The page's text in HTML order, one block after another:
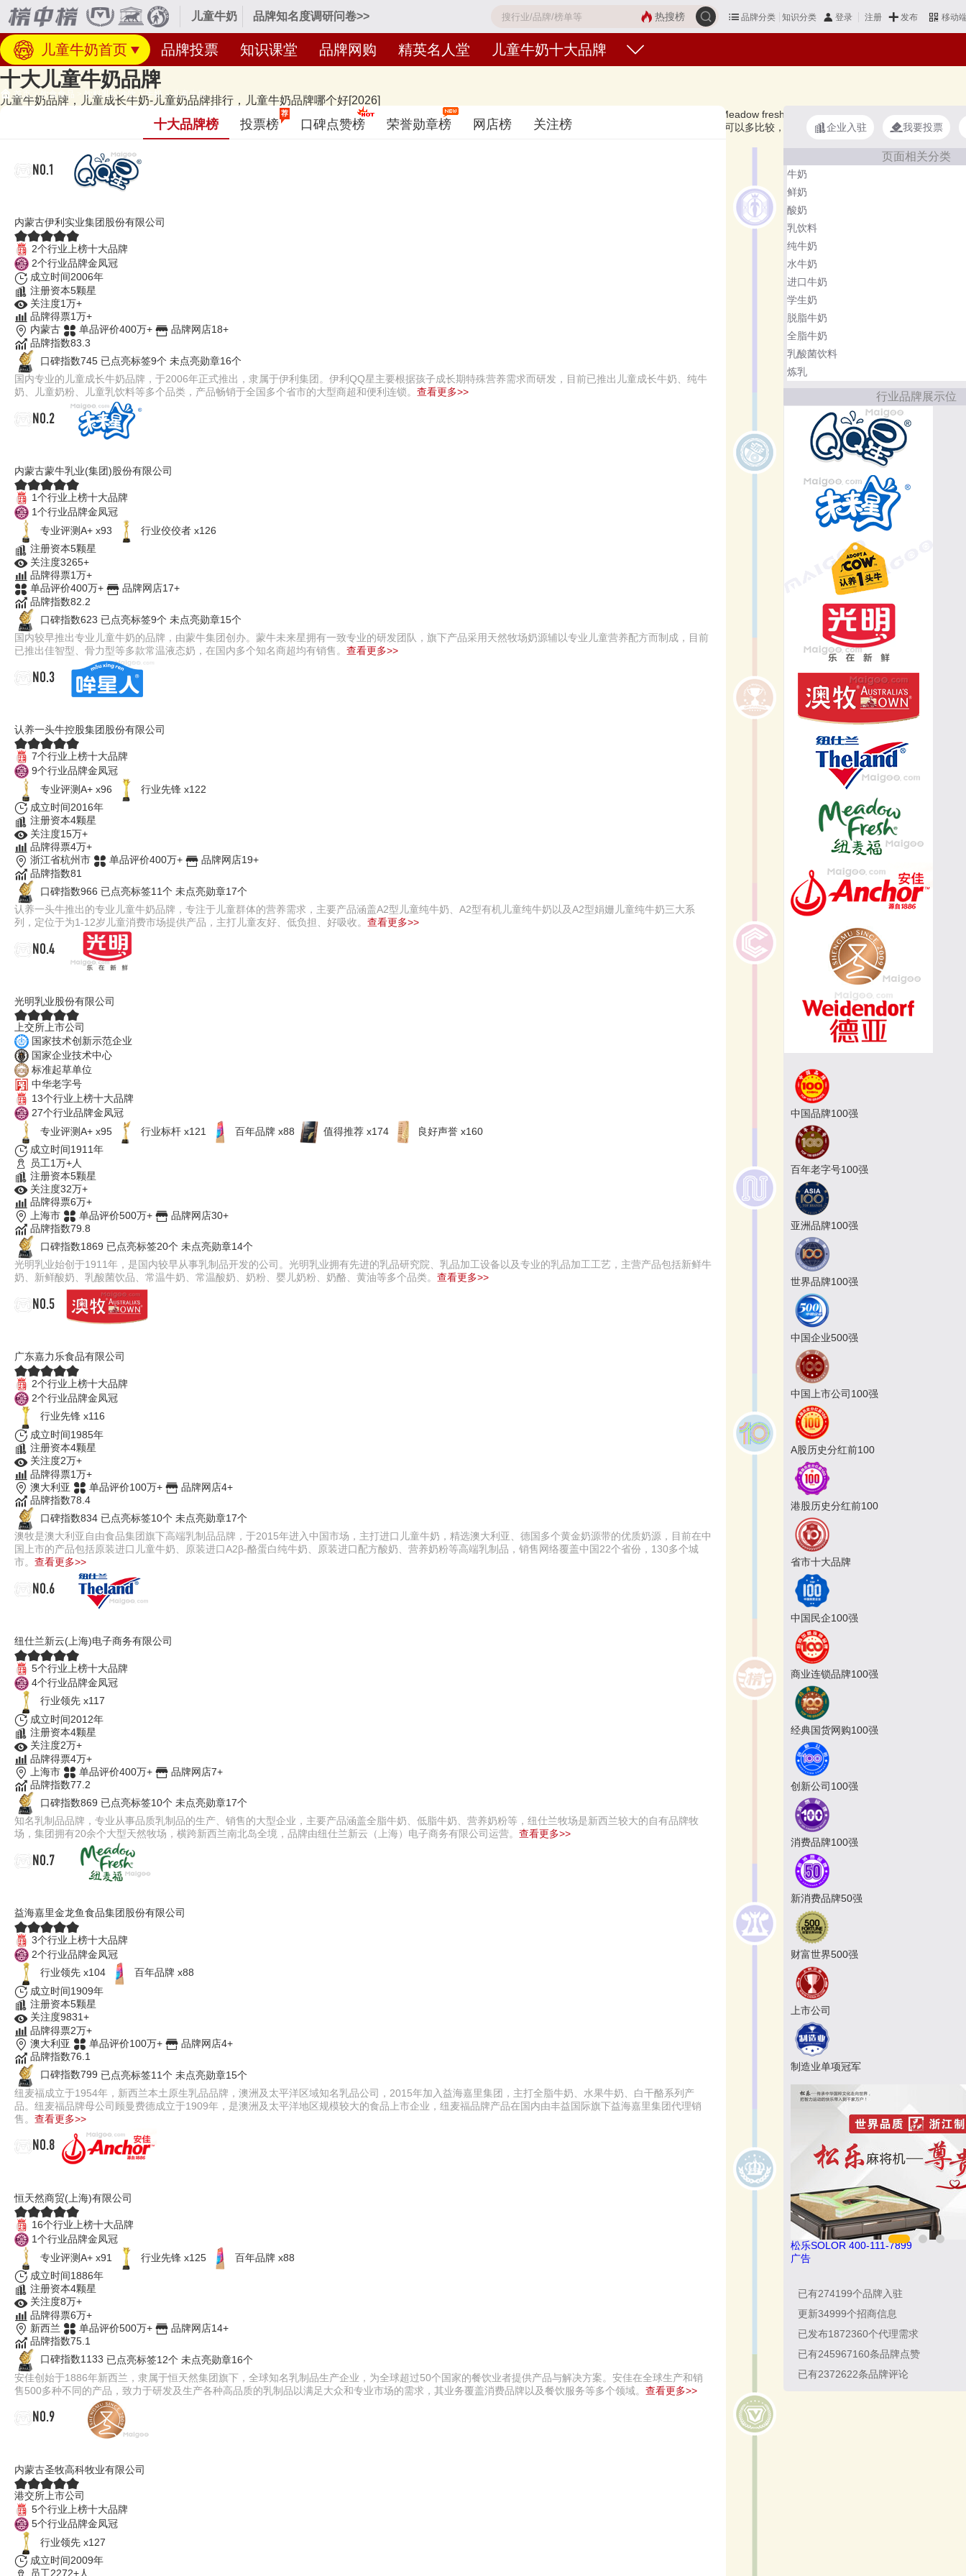
儿童牛奶 品牌知名度调研问卷>> 品牌分类 知识分类 登录 注册 发布 移动
热搜榜
儿童牛奶首页 品牌投票 知识课堂 品牌网购 精英名人堂 儿童牛奶十大品牌
十大儿童牛奶品牌
儿童牛奶品牌，儿童成长牛奶-儿童奶品牌排行，儿童牛奶品牌哪个好[2026]
发布啦！居前十的有：伊利QQ星、未来星、认养一头牛哞星人、光明乳业、澳牧儿童成长牛奶、纽仕兰Theland、Meadow fresh纽麦福、安佳儿童牛奶、圣牧有机儿童
等，上榜儿童牛奶十大品牌榜单和著名儿童牛奶品牌名单的是口碑好或知名度高、有实力的品牌，排名不分先后，仅供借鉴参考，想知道什么牌子的儿童牛奶好？您可以多比较，选择自己满意的！儿童牛奶品牌主要属
类。榜单更新时间：2026年07月29日（每月更新）
首页 > 饮食食品 饮料乳饮冲饮 > 牛奶 > 儿童牛奶
十大品牌榜 投票榜
荐
口碑点赞榜 荣誉勋章榜 网店榜 关注榜
NO.1
内蒙古伊利实业集团股份有限公司
2个行业上榜十大品牌
2个行业品牌金凤冠
成立时间2006年
注册资本5颗星
关注度1万+
品牌得票1万+
内蒙古
单品评价400万+
品牌网店18+
品牌指数83.3
口碑指数745 已点亮标签9个 未点亮勋章16个
国内专业的儿童成长牛奶品牌，于2006年正式推出，隶属于伊利集团。伊利QQ星主要根据孩子成长期特殊营养需求而研发，目前已推出儿童成长牛奶、纯牛
奶、儿童奶粉、儿童乳饮料等多个品类，产品畅销于全国多个省市的大型商超和便利连锁。 查看更多>>
NO.2
内蒙古蒙牛乳业(集团)股份有限公司
1个行业上榜十大品牌
1个行业品牌金凤冠
专业评测A+ x93
行业佼佼者 x126
注册资本5颗星
关注度3265+
品牌得票1万+
单品评价400万+
品牌网店17+
品牌指数82.2
口碑指数623 已点亮标签9个 未点亮勋章15个
国内较早推出专业儿童牛奶的品牌，由蒙牛集团创办。蒙牛未来星拥有一致专业的研发团队，旗下产品采用天然牧场奶源辅以专业儿童营养配方而制成，目前
已推出佳智型、骨力型等多款常温液态奶，在国内多个知名商超均有销售。 查看更多>>
NO.3
认养一头牛控股集团股份有限公司
7个行业上榜十大品牌
9个行业品牌金凤冠
专业评测A+ x96
行业先锋 x122
成立时间2016年
注册资本4颗星
关注度15万+
品牌得票4万+
浙江省杭州市
单品评价400万+
品牌网店19+
品牌指数81
口碑指数966 已点亮标签11个 未点亮勋章17个
认养一头牛推出的专业儿童牛奶品牌，专注于儿童群体的营养需求，主要产品涵盖A2型儿童纯牛奶、A2型有机儿童纯牛奶以及A2型娟姗儿童纯牛奶三大系
列，定位于为1-12岁儿童消费市场提供产品，主打儿童友好、低负担、好吸收。 查看更多>>
NO.4
光明乳业股份有限公司
上交所上市公司
国家技术创新示范企业
国家企业技术中心
标准起草单位
中华老字号
13个行业上榜十大品牌
27个行业品牌金凤冠
专业评测A+ x95
行业标杆 x121 百年品牌 x88 值得推荐 x174
良好声誉 x160
成立时间1911年
员工1万+人
注册资本5颗星
关注度32万+
品牌得票6万+
上海市
单品评价500万+
品牌网店30+
品牌指数79.8
口碑指数1869 已点亮标签20个 未点亮勋章14个
光明乳业始创于1911年，是国内较早从事乳制品开发的公司。光明乳业拥有先进的乳品研究院、乳品加工设备以及专业的乳品加工工艺，主营产品包括新鲜牛
奶、新鲜酸奶、乳酸菌饮品、常温牛奶、常温酸奶、奶粉、婴儿奶粉、奶酪、黄油等多个品类。 查看更多>>
NO.5
广东嘉力乐食品有限公司
2个行业上榜十大品牌
2个行业品牌金凤冠
行业先锋 x116
成立时间1985年
注册资本4颗星
关注度2万+
品牌得票1万+
澳大利亚
单品评价100万+
品牌网店4+
品牌指数78.4
口碑指数834 已点亮标签10个 未点亮勋章17个
澳牧是澳大利亚自由食品集团旗下高端乳制品品牌，于2015年进入中国市场，主打进口儿童牛奶，精选澳大利亚、德国多个黄金奶源带的优质奶源，目前在中
国上市的产品包括原装进口儿童牛奶、原装进口A2β-酪蛋白纯牛奶、原装进口配方酸奶、营养奶粉等高端乳制品，销售网络覆盖中国22个省份，130多个城
市。 查看更多>>
NO.6
纽仕兰新云(上海)电子商务有限公司
5个行业上榜十大品牌
4个行业品牌金凤冠
行业领先 x117
成立时间2012年
注册资本4颗星
关注度2万+
品牌得票4万+
上海市
单品评价400万+
品牌网店7+
品牌指数77.2
口碑指数869 已点亮标签10个 未点亮勋章17个
知名乳制品品牌，专业从事品质乳制品的生产、销售的大型企业，主要产品涵盖全脂牛奶、低脂牛奶、营养奶粉等，纽仕兰牧场是新西兰较大的自有品牌牧
场，集团拥有20余个大型天然牧场，横跨新西兰南北岛全境，品牌由纽仕兰新云（上海）电子商务有限公司运营。 查看更多>>
NO.7
益海嘉里金龙鱼食品集团股份有限公司
3个行业上榜十大品牌
2个行业品牌金凤冠
行业领先 x104
百年品牌 x88
成立时间1909年
注册资本5颗星
关注度9831+
品牌得票2万+
澳大利亚
单品评价100万+
品牌网店4+
品牌指数76.1
口碑指数799 已点亮标签11个 未点亮勋章15个
纽麦福成立于1954年，新西兰本土原生乳品品牌，澳洲及太平洋区域知名乳品公司，2015年加入益海嘉里集团，主打全脂牛奶、水果牛奶、白干酪系列产
品。纽麦福品牌母公司顾曼费德成立于1909年，是澳洲及太平洋地区规模较大的食品上市企业，纽麦福品牌产品在国内由丰益国际旗下益海嘉里集团代理销
售。 查看更多>>
NO.8
恒天然商贸(上海)有限公司
16个行业上榜十大品牌
1个行业品牌金凤冠
专业评测A+ x91
行业先锋 x125
百年品牌 x88
成立时间1886年
注册资本4颗星
关注度8万+
品牌得票6万+
新西兰
单品评价500万+
品牌网店14+
品牌指数75.1
口碑指数1133 已点亮标签12个 未点亮勋章16个
安佳创始于1886年新西兰，隶属于恒天然集团旗下，全球知名乳制品生产企业，为全球超过50个国家的餐饮业者提供产品与解决方案。安佳在全球生产和销
售500多种不同的产品，致力于研发及生产各种高品质的乳制品以满足大众和专业市场的需求，其业务覆盖消费品牌以及餐饮服务等多个领域。 查看更多>>
NO.9
内蒙古圣牧高科牧业有限公司
港交所上市公司
5个行业上榜十大品牌
5个行业品牌金凤冠
行业领先 x127
成立时间2009年
员工2272+人
企业入驻 我要投票
页面相关分类
牛奶
鲜奶
酸奶
乳饮料
纯牛奶
水牛奶
进口牛奶
学生奶
脱脂牛奶
全脂牛奶
乳酸菌饮料
炼乳
行业品牌展示位
中国品牌100强
百年老字号100强
亚洲品牌100强
世界品牌100强
中国企业500强
中国上市公司100强
A股历史分红前100
港股历史分红前100
省市十大品牌
中国民企100强
商业连锁品牌100强
经典国货网购100强
创新公司100强
消费品牌100强
新消费品牌50强
财富世界500强
上市公司
制造业单项冠军
松乐SOLOR 400-111-7899
广告
已有274199个品牌入驻
更新34999个招商信息
已发布1872360个代理需求
已有245967160条品牌点赞
已有2372622条品牌评论